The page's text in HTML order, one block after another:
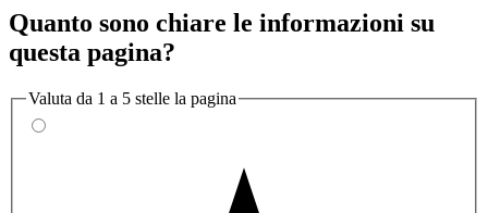
Quanto sono chiare le informazioni su
questa pagina?
Valuta da 1 a 5 stelle la pagina